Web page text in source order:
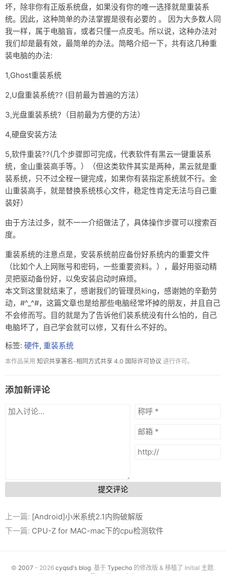
坏，除非你有正版系统盘，如果没有你的唯一选择就是重装系
统。因此，这种简单的办法掌握是很有必要的 。 因为大多数人同
我一样，属于电脑盲，或者只懂一点皮毛。所以说，这种办法对
我们却是最有效，最简单的办法。简略介绍一下，共有这几种重
装电脑的办法:
1,Ghost重装系统
2,U盘重装系统?? (目前最为普遍的方法）
3,光盘重装系统?（目前最为方便的方法）
4,硬盘安装方法
5,软件重装??(几个步骤即可完成，代表软件有黑云一键重装系
统，金山重装高手等。）（但这类软件其实是两种，黑云就是重
装系统，只不过全程一键完成，如果你有装指定系统就不行。金
山重装高手，就是替换系统核心文件，稳定性肯定无法与自己重
装好）
由于方法过多，就不一一介绍做法了，具体操作步骤可以搜索百
度。
重装系统的注意点是，安装系统前应备份好系统内的重要文件
（比如个人上网账号和密码，一些重要资料。），最好用驱动精
灵把驱动备份好，以免安装启动时麻烦。
本文到这里就结束了，感谢我们的管理员king，感谢她的辛勤劳
动，#^_^#，这篇文章也是给那些电脑经常坏掉的朋友，并且自己
不会修而写。目的就是为了告诉他们装系统没有什么怕的，自己
电脑坏了，自己学会就可以修，又有什么不好的。
标签: 硬件, 重装系统
本作品采用 知识共享署名-相同方式共享 4.0 国际许可协议 进行许可。
添加新评论
提交评论
上一篇: [Android]小米系统2.1内购破解版
下一篇: CPU-Z for MAC-mac下的cpu检测软件
© 2007 - 2026 cyqsd's blog. 基于 Typecho 的修改版 & 移植了 Initial 主题.